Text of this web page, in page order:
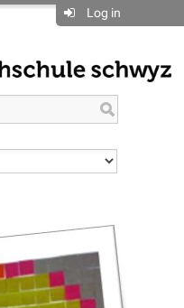
Log in